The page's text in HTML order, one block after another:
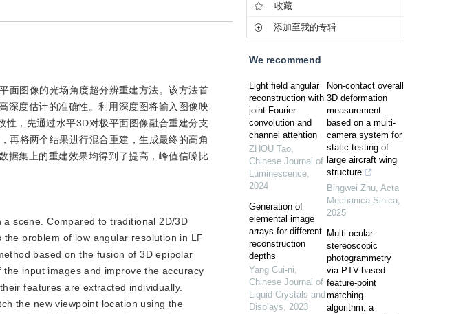
面图像的光场角度超分辨重建方法。该方法首
深度估计的准确性。利用深度图将输入图像映
，先通过水平3D对极平面图像融合重建分支
再将两个结果进行混合重建，生成最终的高角
据集上的重建效果均得到了提高，峰值信噪比
scene. Compared to traditional 2D/3D
problem of low angular resolution in LF
based on the fusion of 3D epipolar
input images and improve the accuracy
features are extracted individually.
the new viewpoint location using the
收藏
添加至我的专辑
We recommend
Light field angular
reconstruction with
joint Fourier
convolution and
channel attention
ZHOU Tao,
Chinese Journal of
Luminescence,
2024
Generation of
elemental image
arrays for different
reconstruction
depths
Yang Cui-ni,
Chinese Journal of
Liquid Crystals and
Displays, 2023
Non-contact overall
3D deformation
measurement
based on a multi-
camera system for
static testing of
large aircraft wing
structure
Bingwei Zhu, Acta
Mechanica Sinica,
2025
Multi-ocular
stereoscopic
photogrammetry
via PTV-based
feature-point
matching
algorithm: a